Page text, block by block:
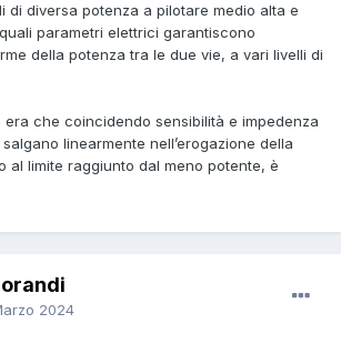
di diversa potenza a pilotare medio alta e
parametri elettrici garantiscono
della potenza tra le due vie, a vari livelli di
che coincidendo sensibilità e impedenza
linearmente nell’erogazione della
al limite raggiunto dal meno potente, è
2024